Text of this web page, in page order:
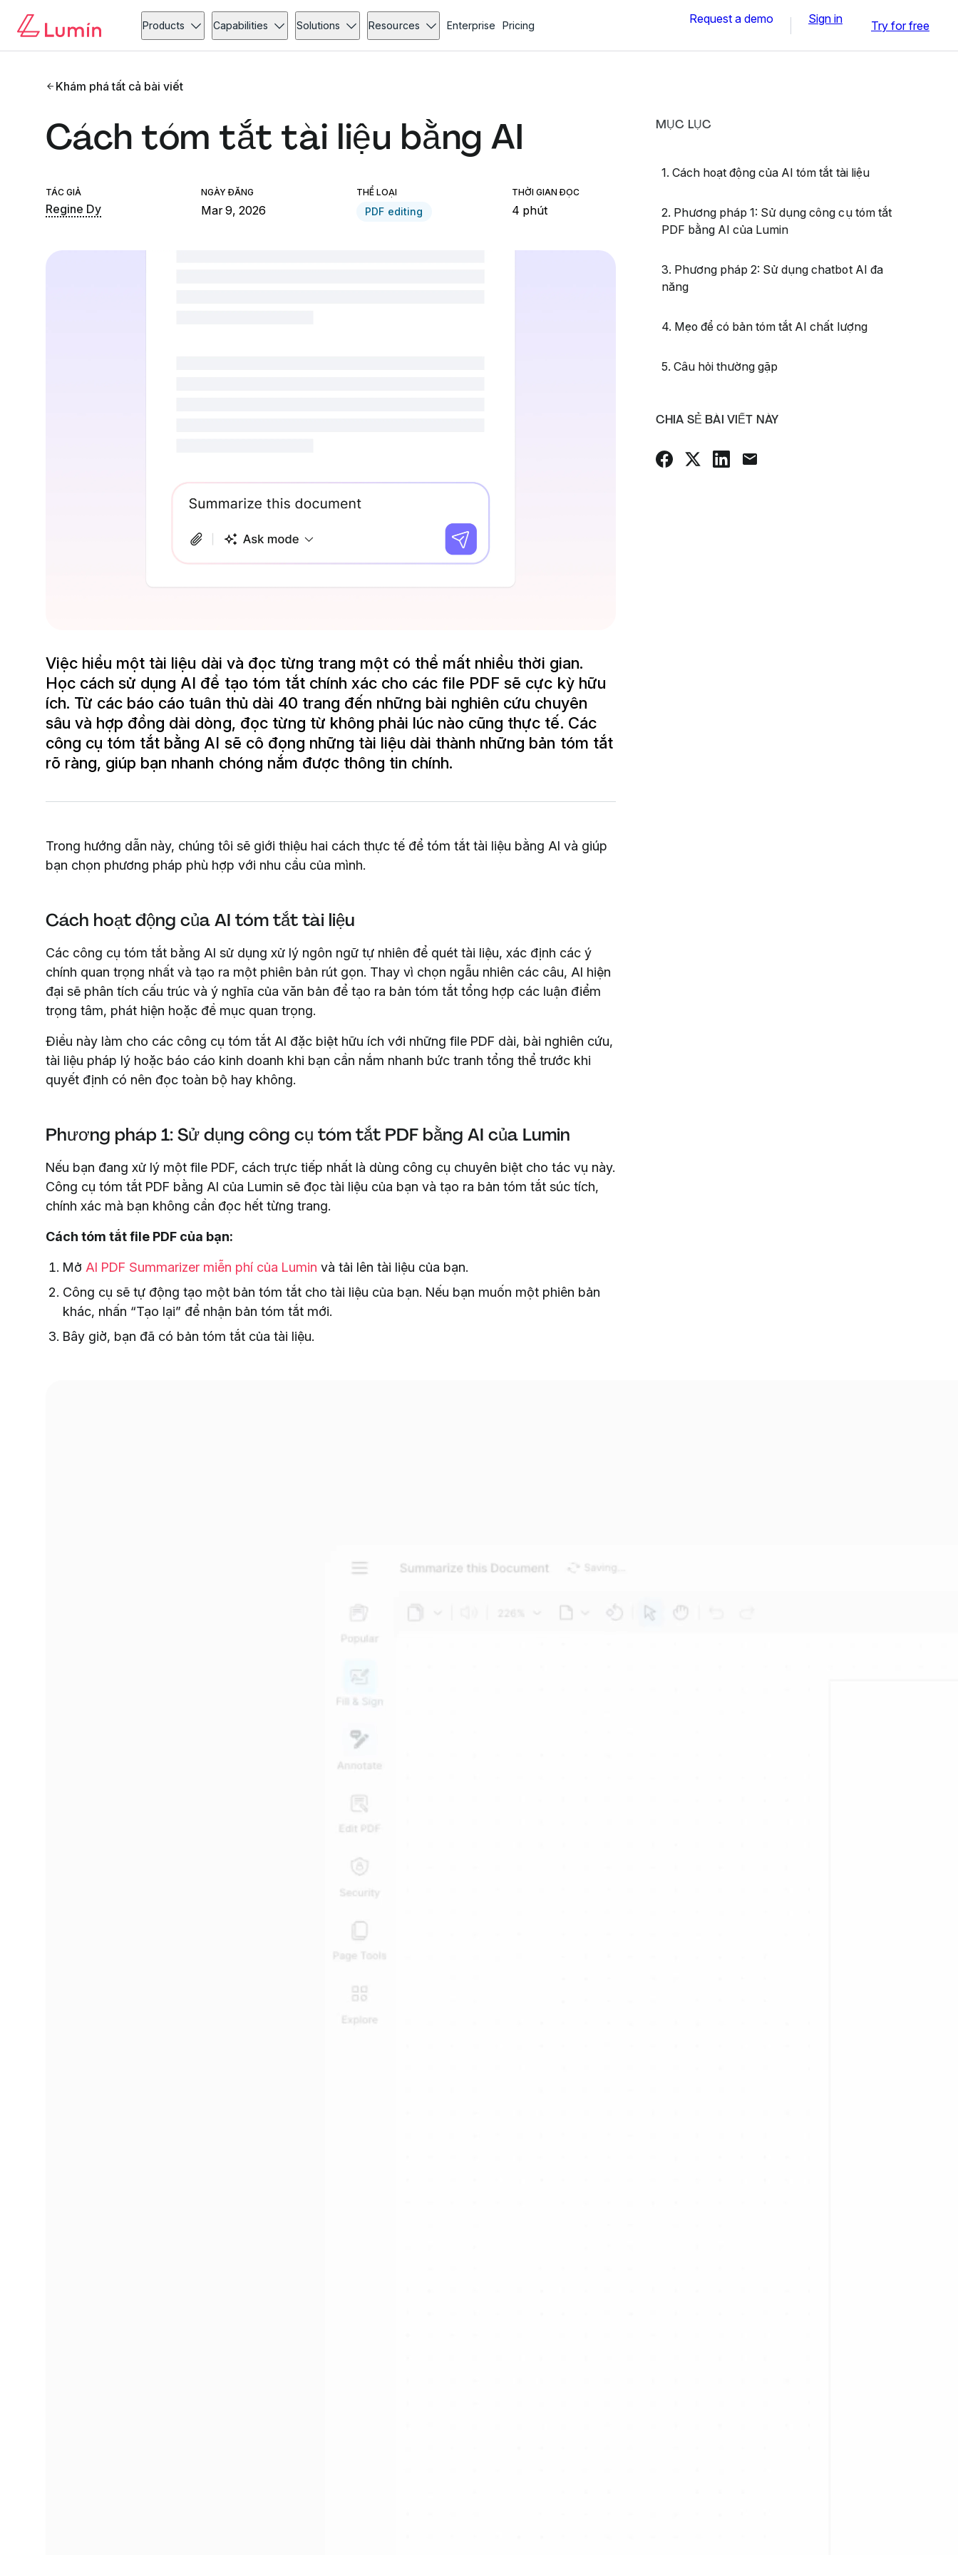
Products Capabilities Solutions Resources Enterprise Pricing Request a demo Sign in Try for free
Khám phá tất cả bài viết
Cách tóm tắt tài liệu bằng AI
TÁC GIẢ
Regine Dy
NGÀY ĐĂNG
Mar 9, 2026
THỂ LOẠI
PDF editing
THỜI GIAN ĐỌC
4 phút
Việc hiểu một tài liệu dài và đọc từng trang một có thể mất nhiều thời gian.
Học cách sử dụng AI để tạo tóm tắt chính xác cho các file PDF sẽ cực kỳ hữu
ích. Từ các báo cáo tuân thủ dài 40 trang đến những bài nghiên cứu chuyên
sâu và hợp đồng dài dòng, đọc từng từ không phải lúc nào cũng thực tế. Các
công cụ tóm tắt bằng AI sẽ cô đọng những tài liệu dài thành những bản tóm tắt
rõ ràng, giúp bạn nhanh chóng nắm được thông tin chính.
MỤC LỤC
1. Cách hoạt động của AI tóm tắt tài liệu
2. Phương pháp 1: Sử dụng công cụ tóm tắt
PDF bằng AI của Lumin
3. Phương pháp 2: Sử dụng chatbot AI đa
năng
4. Mẹo để có bản tóm tắt AI chất lượng
5. Câu hỏi thường gặp
CHIA SẺ BÀI VIẾT NÀY
Trong hướng dẫn này, chúng tôi sẽ giới thiệu hai cách thực tế để tóm tắt tài liệu bằng AI và giúp
bạn chọn phương pháp phù hợp với nhu cầu của mình.
Cách hoạt động của AI tóm tắt tài liệu
Các công cụ tóm tắt bằng AI sử dụng xử lý ngôn ngữ tự nhiên để quét tài liệu, xác định các ý
chính quan trọng nhất và tạo ra một phiên bản rút gọn. Thay vì chọn ngẫu nhiên các câu, AI hiện
đại sẽ phân tích cấu trúc và ý nghĩa của văn bản để tạo ra bản tóm tắt tổng hợp các luận điểm
trọng tâm, phát hiện hoặc đề mục quan trọng.
Điều này làm cho các công cụ tóm tắt AI đặc biệt hữu ích với những file PDF dài, bài nghiên cứu,
tài liệu pháp lý hoặc báo cáo kinh doanh khi bạn cần nắm nhanh bức tranh tổng thể trước khi
quyết định có nên đọc toàn bộ hay không.
Phương pháp 1: Sử dụng công cụ tóm tắt PDF bằng AI của Lumin
Nếu bạn đang xử lý một file PDF, cách trực tiếp nhất là dùng công cụ chuyên biệt cho tác vụ này.
Công cụ tóm tắt PDF bằng AI của Lumin sẽ đọc tài liệu của bạn và tạo ra bản tóm tắt súc tích,
chính xác mà bạn không cần đọc hết từng trang.
Cách tóm tắt file PDF của bạn:
Mở AI PDF Summarizer miễn phí của Lumin và tải lên tài liệu của bạn.
Công cụ sẽ tự động tạo một bản tóm tắt cho tài liệu của bạn. Nếu bạn muốn một phiên bản
khác, nhấn “Tạo lại” để nhận bản tóm tắt mới.
Bây giờ, bạn đã có bản tóm tắt của tài liệu.